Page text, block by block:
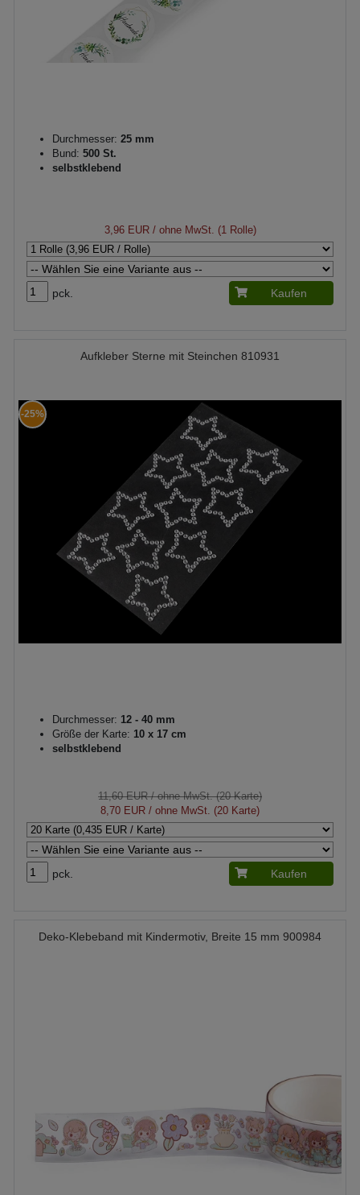
Durchmesser: 25 mm
Bund: 500 St.
selbstklebend
3,96 EUR/ ohne MwSt. (1 Rolle)
pck. Kaufen
Aufkleber Sterne mit Steinchen 810931
-25%
Durchmesser: 12 - 40 mm
Größe der Karte: 10 x 17 cm
selbstklebend
11,60 EUR/ ohne MwSt. (20 Karte)
8,70 EUR / ohne MwSt. (20 Karte)
pck. Kaufen
Deko-Klebeband mit Kindermotiv, Breite 15 mm 900984